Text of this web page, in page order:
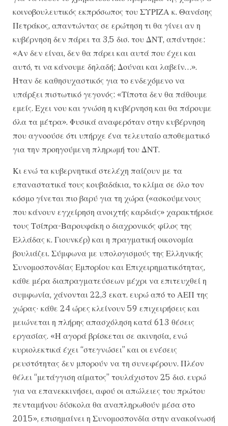
κοινοβουλευτικός εκπρόσωπος του ΣΥΡΙΖΑ κ. Θανάσης
Πετράκος, απαντώντας σε ερώτηση τι θα γίνει αν η
κυβέρνηση δεν πάρει τα 3,5 δισ. του ΔΝΤ, απάντησε:
«Αν δεν είναι, δεν θα πάρει και αυτά που έχει και
αυτό, τι να κάνουμε δηλαδή; Δούναι και λαβείν…».
Ηταν δε καθησυχαστικός για το ενδεχόμενο να
υπάρξει πιστωτικό γεγονός: «Τίποτα δεν θα πάθουμε
εμείς. Εχει νου και γνώση η κυβέρνηση και θα πάρουμε
όλα τα μέτρα». Φυσικά αναφερόταν στην κυβέρνηση
που αγνοούσε ότι υπήρχε ένα τελευταίο αποθεματικό
για την προηγούμενη πληρωμή του ΔΝΤ.
Κι ενώ τα κυβερνητικά στελέχη παίζουν με τα
επαναστατικά τους κουβαδάκια, το κλίμα σε όλο τον
κόσμο γίνεται πιο βαρύ για τη χώρα («ασκούμενους
που κάνουν εγχείρηση ανοιχτής καρδιάς» χαρακτήρισε
τους Τσίπρα-Βαρουφάκη ο διαχρονικός φίλος της
Ελλάδας κ. Γιουνκέρ) και η πραγματική οικονομία
βουλιάζει. Σύμφωνα με υπολογισμούς της Ελληνικής
Συνομοσπονδίας Εμπορίου και Επιχειρηματικότητας,
κάθε μέρα διαπραγματεύσεων μέχρι να επιτευχθεί η
συμφωνία, χάνονται 22,3 εκατ. ευρώ από το ΑΕΠ της
χώρας· κάθε 24 ώρες κλείνουν 59 επιχειρήσεις και
μειώνεται η πλήρης απασχόληση κατά 613 θέσεις
εργασίας. «Η αγορά βρίσκεται σε ακινησία, ενώ
κυριολεκτικά έχει “στεγνώσει” και οι ενέσεις
ρευστότητας δεν μπορούν να τη συνεφέρουν. Πλέον
θέλει “μετάγγιση αίματος” τουλάχιστον 25 δισ. ευρώ
για να επανεκκινήσει, αφού οι απώλειες του πρώτου
πενταμήνου δύσκολα θα αναπληρωθούν μέσα στο
2015», επισημαίνει η Συνομοσπονδία στην ανακοίνωσή